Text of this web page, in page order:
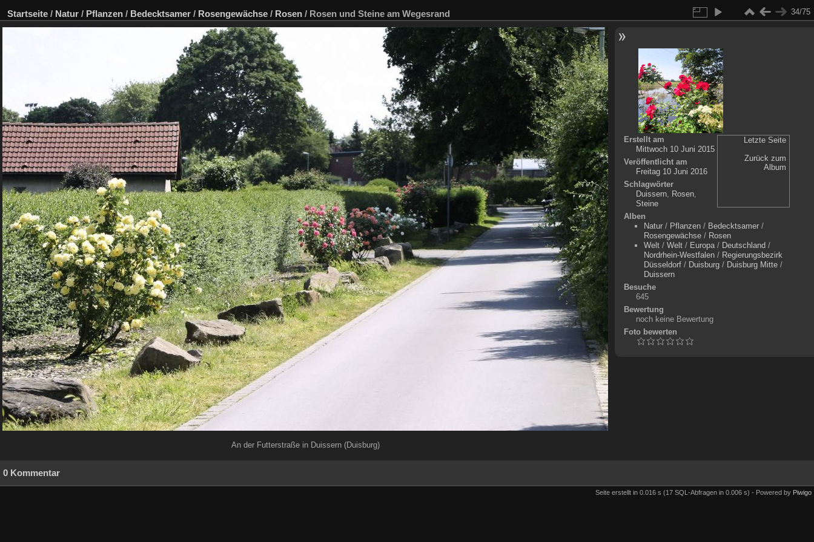
Startseite / Natur / Pflanzen / Bedecktsamer / Rosengewächse / Rosen / Rosen und Steine am Wegesrand 34/75
An der Futterstraße in Duissern (Duisburg)
Letzte Seite
Zurück zum
Album
Erstellt am
Mittwoch 10 Juni 2015
Veröffentlicht am
Freitag 10 Juni 2016
Schlagwörter
Duissern, Rosen,
Steine
Alben
Natur/ Pflanzen/ Bedecktsamer/
Rosengewächse/ Rosen
Welt/ Welt/ Europa/ Deutschland /
Nordrhein-Westfalen/ Regierungsbezirk
Düsseldorf/ Duisburg/ Duisburg Mitte/
Duissern
Besuche
645
Bewertung
noch keine Bewertung
Foto bewerten
0 Kommentar
Seite erstellt in 0.016 s (17 SQL-Abfragen in 0.006 s) - Powered by Piwigo